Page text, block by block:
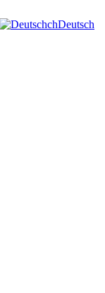
chDeutsch